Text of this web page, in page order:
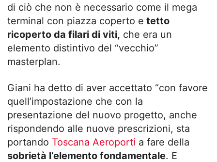
di ciò che non è necessario come il mega
terminal con piazza coperto e tetto
ricoperto da filari di viti, che era un
elemento distintivo del “vecchio”
masterplan.
Giani ha detto di aver accettato “con favore
quell’impostazione che con la
presentazione del nuovo progetto, anche
rispondendo alle nuove prescrizioni, sta
portando Toscana Aeroporti a fare della
sobrietà l’elemento fondamentale. E